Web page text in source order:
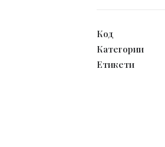
и
два
Код
Категории
Етикети